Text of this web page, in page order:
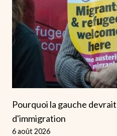
Pourquoi la gauche
d'immigration
6 août 2026